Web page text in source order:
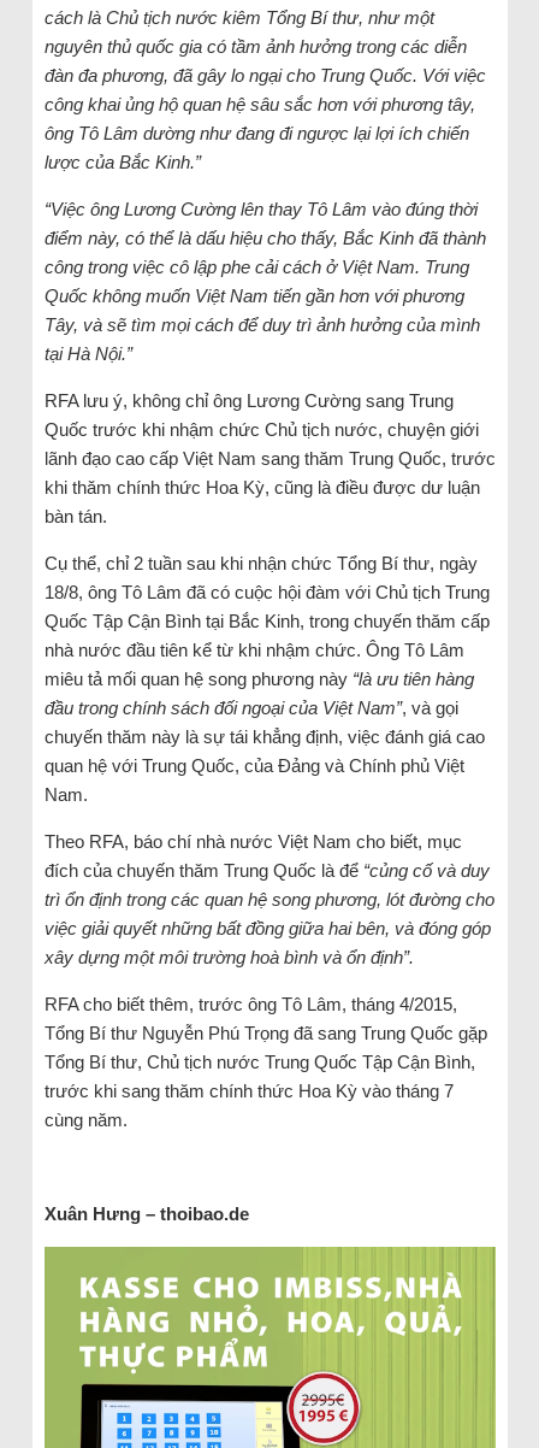
cách là Chủ tịch nước kiêm Tổng Bí thư, như một
nguyên thủ quốc gia có tầm ảnh hưởng trong các diễn
đàn đa phương, đã gây lo ngại cho Trung Quốc. Với việc
công khai ủng hộ quan hệ sâu sắc hơn với phương tây,
ông Tô Lâm dường như đang đi ngược lại lợi ích chiến
lược của Bắc Kinh.”
“Việc ông Lương Cường lên thay Tô Lâm vào đúng thời
điểm này, có thể là dấu hiệu cho thấy, Bắc Kinh đã thành
công trong việc cô lập phe cải cách ở Việt Nam. Trung
Quốc không muốn Việt Nam tiến gần hơn với phương
Tây, và sẽ tìm mọi cách để duy trì ảnh hưởng của mình
tại Hà Nội.”
RFA lưu ý, không chỉ ông Lương Cường sang Trung
Quốc trước khi nhậm chức Chủ tịch nước, chuyện giới
lãnh đạo cao cấp Việt Nam sang thăm Trung Quốc, trước
khi thăm chính thức Hoa Kỳ, cũng là điều được dư luận
bàn tán.
Cụ thể, chỉ 2 tuần sau khi nhận chức Tổng Bí thư, ngày
18/8, ông Tô Lâm đã có cuộc hội đàm với Chủ tịch Trung
Quốc Tập Cận Bình tại Bắc Kinh, trong chuyến thăm cấp
nhà nước đầu tiên kể từ khi nhậm chức. Ông Tô Lâm
miêu tả mối quan hệ song phương này “là ưu tiên hàng
đầu trong chính sách đối ngoại của Việt Nam”, và gọi
chuyến thăm này là sự tái khẳng định, việc đánh giá cao
quan hệ với Trung Quốc, của Đảng và Chính phủ Việt
Nam.
Theo RFA, báo chí nhà nước Việt Nam cho biết, mục
đích của chuyến thăm Trung Quốc là để “củng cố và duy
trì ổn định trong các quan hệ song phương, lót đường cho
việc giải quyết những bất đồng giữa hai bên, và đóng góp
xây dựng một môi trường hoà bình và ổn định”.
RFA cho biết thêm, trước ông Tô Lâm, tháng 4/2015,
Tổng Bí thư Nguyễn Phú Trọng đã sang Trung Quốc gặp
Tổng Bí thư, Chủ tịch nước Trung Quốc Tập Cận Bình,
trước khi sang thăm chính thức Hoa Kỳ vào tháng 7
cùng năm.
Xuân Hưng – thoibao.de